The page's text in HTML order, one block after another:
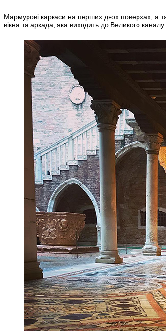
Мармурові каркаси на перших двох поверхах, а
вікна та аркада, яка виходить до Великого